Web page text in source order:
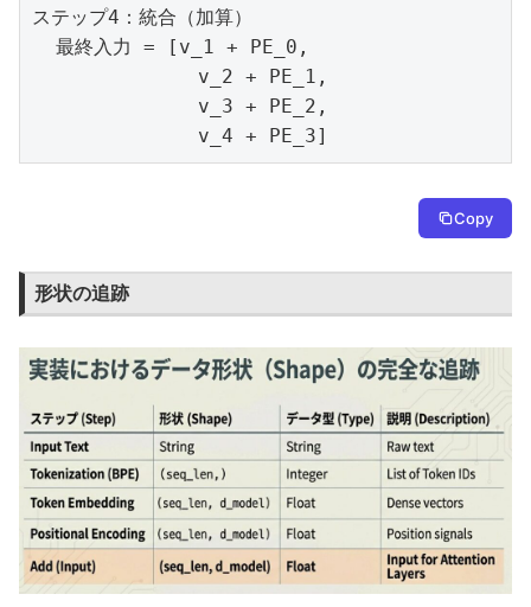
ステップ4：統合（加算）
  最終入力 = [v_1 + PE_0,
              v_2 + PE_1,
              v_3 + PE_2,
              v_4 + PE_3]
Copy
形状の追跡